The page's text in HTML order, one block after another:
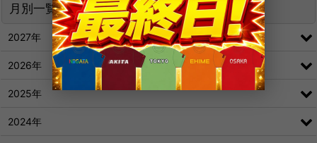
月別一覧
2027年
2026年
2025年
2024年